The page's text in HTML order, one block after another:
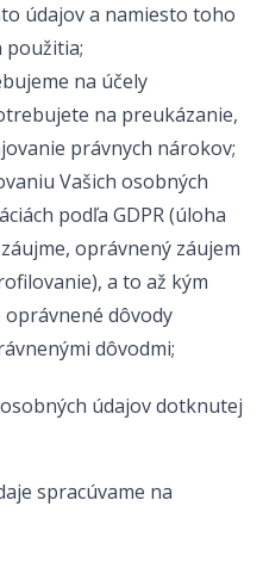
údajov a namiesto toho
použitia;
na účely
na preukázanie,
právnych nárokov;
Vašich osobných
podľa GDPR (úloha
oprávnený záujem
a to až kým
oprávnené dôvody
dôvodmi;
údajov dotknutej
spracúvame na